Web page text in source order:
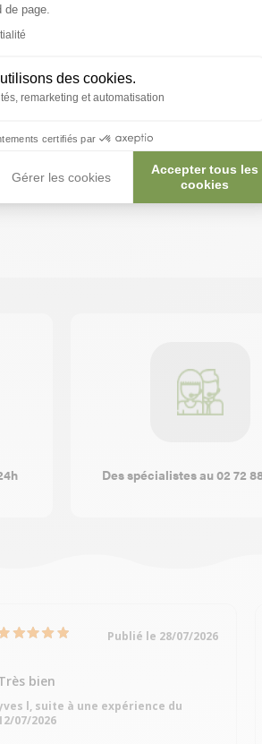
page.
des cookies.
remarketing et automatisation
certifiés par
Gérer les cookies
Accepter tous les
cookies
Axeptio consent
prends soin
Elevage
Voliere Oiseaux
Des spécialistes au 02 72
Publié le 28/07/2026
bien
l, suite à une expérience du
07/2026